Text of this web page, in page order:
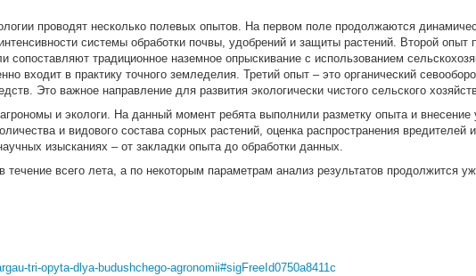
проводят несколько полевых опытов. На первом поле продолжаются
системы обработки почвы, удобрений и защиты растений. Второй опыт
сопоставляют традиционное наземное опрыскивание с использованием
входит в практику точного земледелия. Третий опыт – это органический
Это важное направление для развития экологически чистого сельского
и экологи. На данный момент ребята выполнили разметку опыта и
и видового состава сорных растений, оценка распространения вредителей
изысканиях – от закладки опыта до обработки данных.
всего лета, а по некоторым параметрам анализ результатов продолжится
tri-opyta-dlya-budushchego-agronomii#sigFreeId0750a8411c